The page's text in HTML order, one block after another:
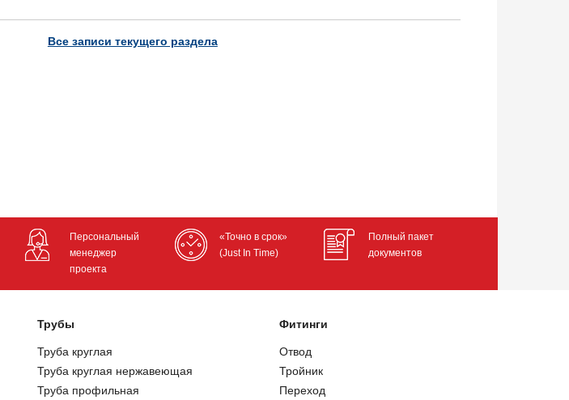
Все записи текущего раздела
Персональный
менеджер
проекта
«Точно в срок»
(Just In Time)
Полный пакет
документов
Трубы
Труба круглая
Труба круглая нержавеющая
Труба профильная
Фитинги
Отвод
Тройник
Переход